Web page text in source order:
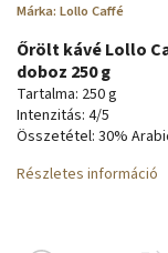
Márka: Lollo Caffé
Őrölt kávé Lollo
doboz 250 g
Tartalma: 250 g
Intenzitás: 4/5
Összetétel: 30%
Részletes információ